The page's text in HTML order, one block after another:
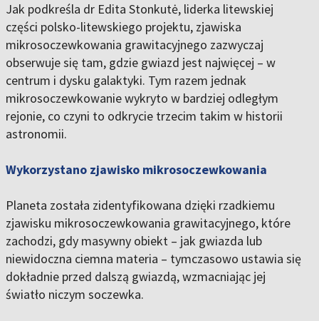
Jak podkreśla dr Edita Stonkutė, liderka litewskiej
części polsko-litewskiego projektu, zjawiska
mikrosoczewkowania grawitacyjnego zazwyczaj
obserwuje się tam, gdzie gwiazd jest najwięcej – w
centrum i dysku galaktyki. Tym razem jednak
mikrosoczewkowanie wykryto w bardziej odległym
rejonie, co czyni to odkrycie trzecim takim w historii
astronomii.
Wykorzystano zjawisko mikrosoczewkowania
Planeta została zidentyfikowana dzięki rzadkiemu
zjawisku mikrosoczewkowania grawitacyjnego, które
zachodzi, gdy masywny obiekt – jak gwiazda lub
niewidoczna ciemna materia – tymczasowo ustawia się
dokładnie przed dalszą gwiazdą, wzmacniając jej
światło niczym soczewka.